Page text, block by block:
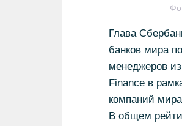
Глава
банков мира
менеджеров
Finance в
компаний
В общем